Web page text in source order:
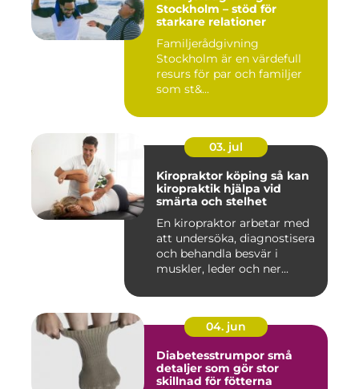
Stockholm – stöd för
starkare relationer
Familjerådgivning
Stockholm är en värdefull
resurs för par och familjer
som st&...
03. jul
Kiropraktor köping så kan
kiropraktik hjälpa vid
smärta och stelhet
En kiropraktor arbetar med
att undersöka, diagnostisera
och behandla besvär i
muskler, leder och ner...
04. jun
Diabetesstrumpor små
detaljer som gör stor
skillnad för fötterna